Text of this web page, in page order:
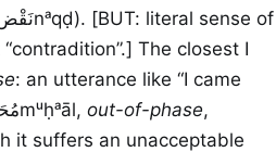
nᵃqḍ). [BUT: literal sense of
“contradition”.] The closest I
: an utterance like “I came
mᵘḥᵃāl, out-of-phase,
it suffers an unacceptable